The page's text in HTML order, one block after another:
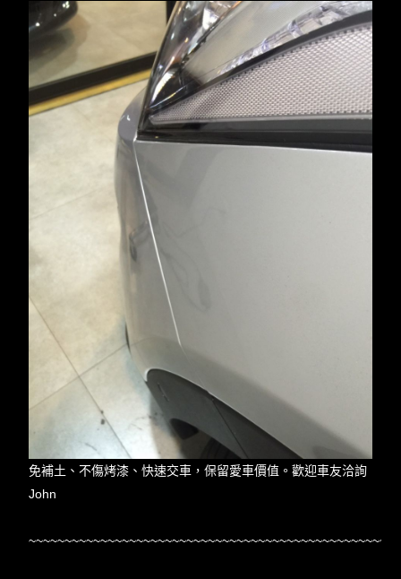
免補土、不傷烤漆、快速交車，保留愛車價值。歡迎車友洽詢
John